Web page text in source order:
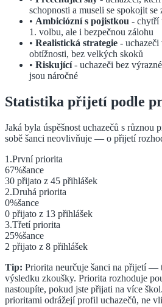
schopnosti a museli se spokojit
• Ambiciózní s pojistkou - chytří
1. volbu, ale i bezpečnou zálohu
• Realistická strategie -
obtížnosti, bez velkých skoků
• Riskující- uchazeči bez
jsou náročné
Statistika přijetí podle
Jaká byla úspěšnost uchazečů s různou
sobě šanci neovlivňuje — o přijetí
1 .Prvnípriorita
67%šance
30 přijato z 45 přihlášek
2.Druhá priorita
0%šance
0 přijato z 13 přihlášek
3.Třetípriorita
25%šance
2 přijato z 8 přihlášek
Tip: Priorita neurčuje šanci na přijetí —
výsledku zkoušky. Priorita rozhoduje
nastoupíte, pokud jste přijati na více
prioritami odrážejí profil uchazečů, ne